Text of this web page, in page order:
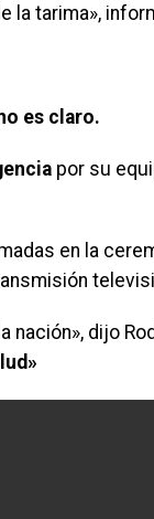
la tarima»,
es claro.
por su
en la
nación», dijo